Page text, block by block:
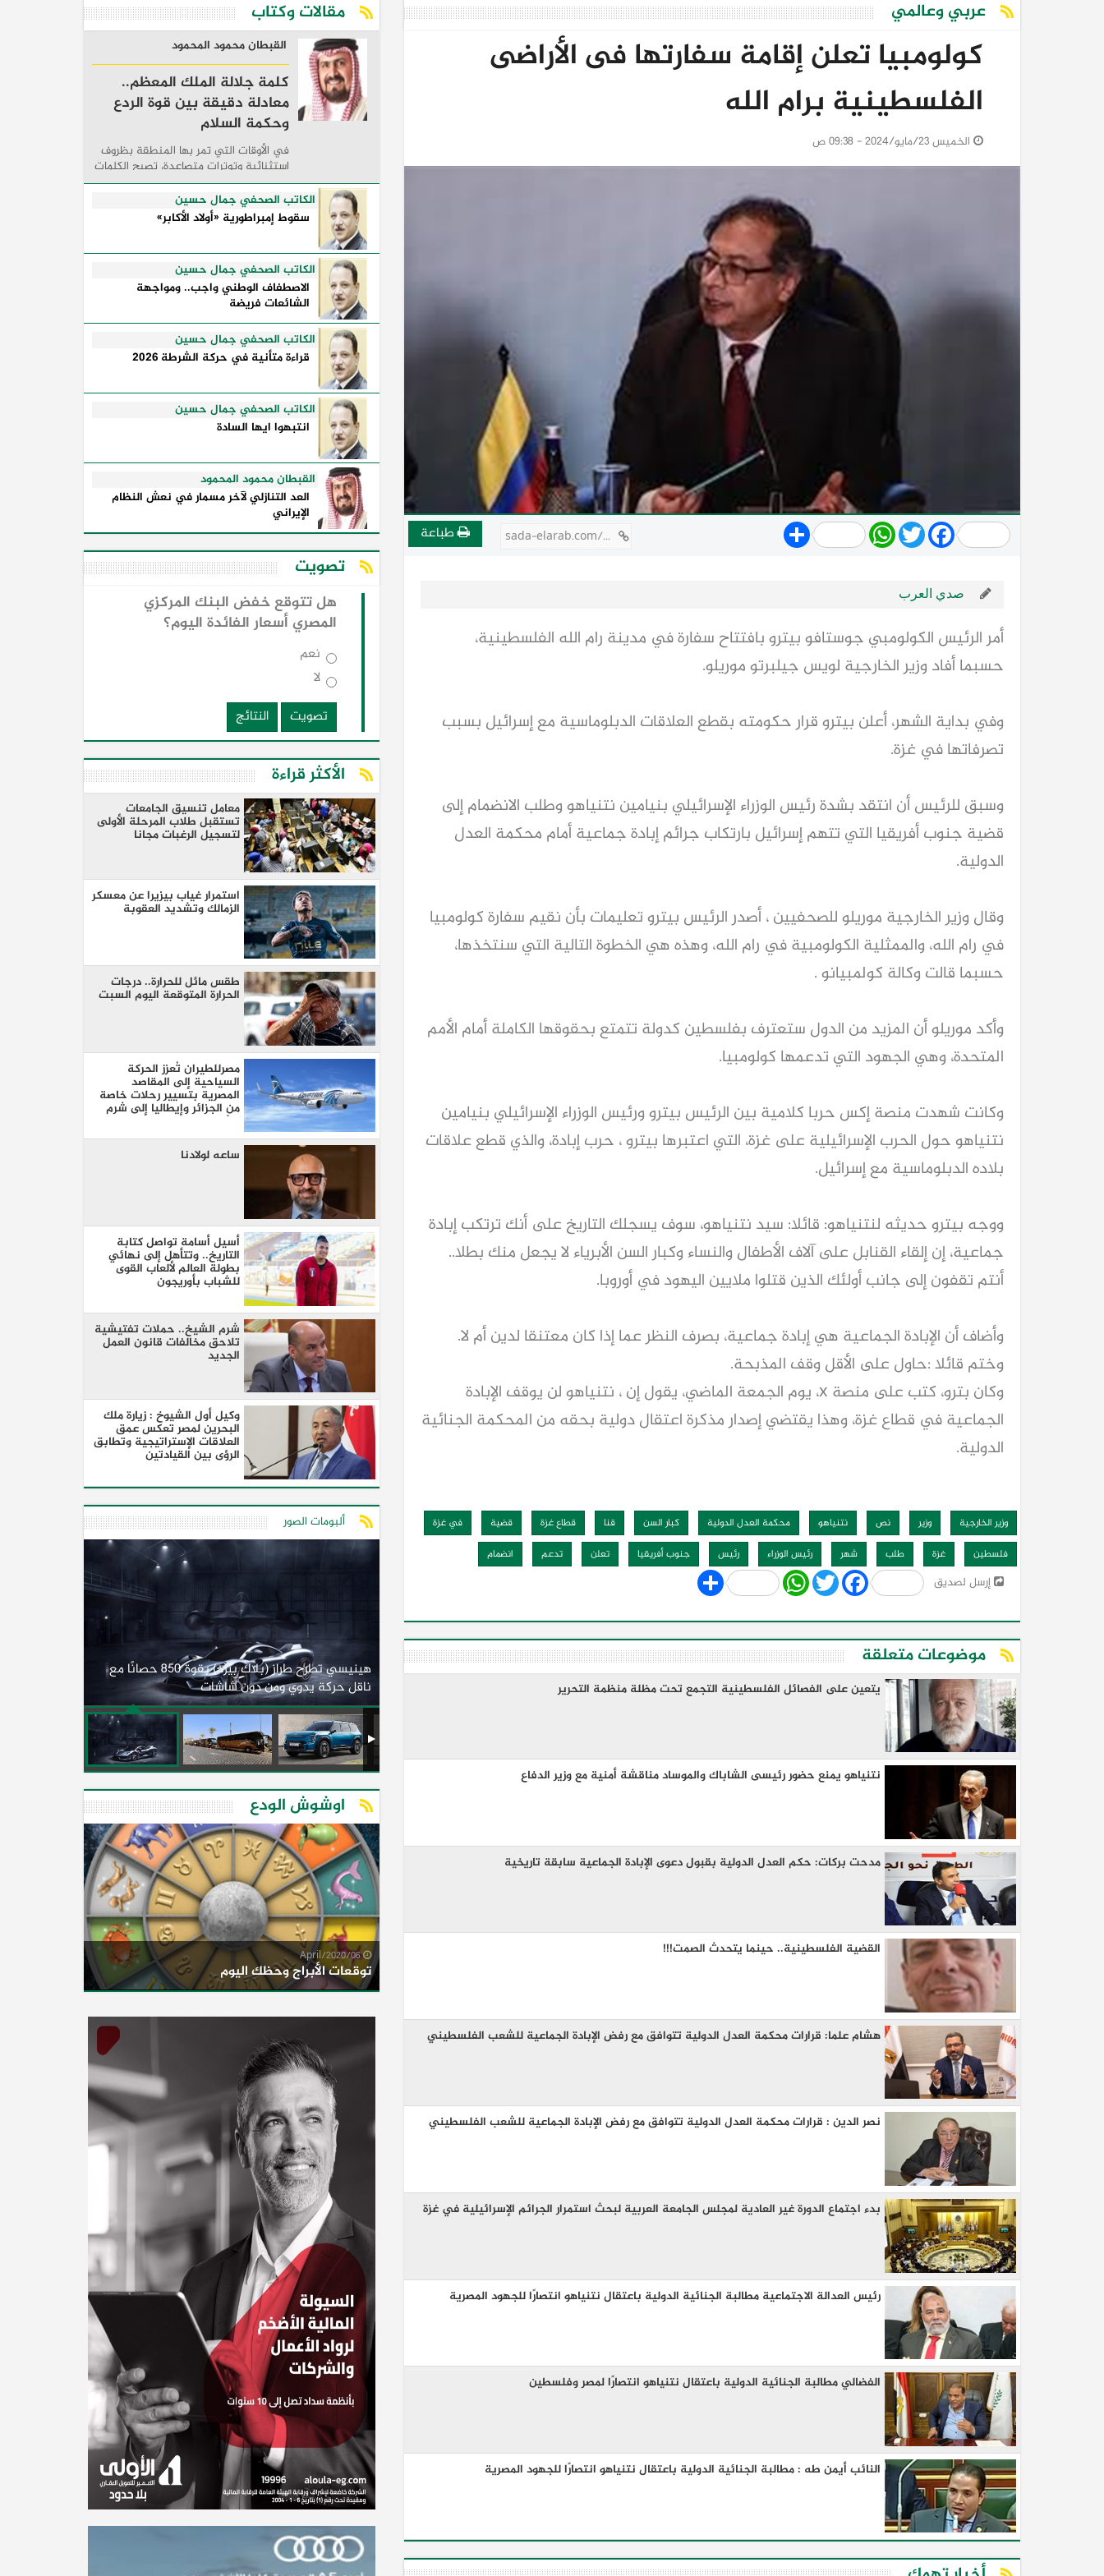
عربي وعالمي
كولومبيا تعلن إقامة سفارتها فى الأراضى
الفلسطينية برام الله
الخميس 23/مايو/2024 - 09:38 ص
Share WhatsApp
TwitterFacebook طباعة sada-elarab.com/726109
صدي العرب
أمر الرئيس الكولومبي جوستافو بيترو بافتتاح سفارة في مدينة رام الله الفلسطينية،
حسبما أفاد وزير الخارجية لويس جيلبرتو موريلو.
وفي بداية الشهر، أعلن بيترو قرار حكومته بقطع العلاقات الدبلوماسية مع إسرائيل بسبب
تصرفاتها في غزة.
وسبق للرئيس أن انتقد بشدة رئيس الوزراء الإسرائيلي بنيامين نتنياهو وطلب الانضمام إلى
قضية جنوب أفريقيا التي تتهم إسرائيل بارتكاب جرائم إبادة جماعية أمام محكمة العدل
الدولية.
وقال وزير الخارجية موريلو للصحفيين ، أصدر الرئيس بيترو تعليمات بأن نقيم سفارة كولومبيا
في رام الله، والممثلية الكولومبية في رام الله، وهذه هي الخطوة التالية التي سنتخذها،
حسبما قالت وكالة كولمبيانو .
وأكد موريلو أن المزيد من الدول ستعترف بفلسطين كدولة تتمتع بحقوقها الكاملة أمام الأمم
المتحدة، وهي الجهود التي تدعمها كولومبيا.
وكانت شهدت منصة إكس حربا كلامية بين الرئيس بيترو ورئيس الوزراء الإسرائيلي بنيامين
نتنياهو حول الحرب الإسرائيلية على غزة، التي اعتبرها بيترو ، حرب إبادة، والذي قطع علاقات
بلاده الدبلوماسية مع إسرائيل.
ووجه بيترو حديثه لنتنياهو: قائلا: سيد نتنياهو، سوف يسجلك التاريخ على أنك ترتكب إبادة
جماعية، إن إلقاء القنابل على آلاف الأطفال والنساء وكبار السن الأبرياء لا يجعل منك بطلا..
أنتم تقفون إلى جانب أولئك الذين قتلوا ملايين اليهود في أوروبا.
وأضاف أن الإبادة الجماعية هي إبادة جماعية، بصرف النظر عما إذا كان معتنقا لدين أم لا.
وختم قائلا :حاول على الأقل وقف المذبحة.
وكان بترو، كتب على منصة x، يوم الجمعة الماضي، يقول إن ، نتنياهو لن يوقف الإبادة
الجماعية في قطاع غزة، وهذا يقتضي إصدار مذكرة اعتقال دولية بحقه من المحكمة الجنائية
الدولية.
وزير الخارجية وزير نص نتنياهو محكمة العدل الدولية كبار السن قنا قطاع غزة قضية
في غزة
فلسطين
غزة طلب شهر رئيس الوزراء رئيس جنوب أفريقيا تعلن تدعم انضمام
إرسل لصديق Share WhatsApp
Twitter Facebook
موضوعات متعلقة
يتعين على الفصائل الفلسطينية التجمع تحت مظلة منظمة التحرير
نتنياهو يمنع حضور رئيسى الشاباك والموساد مناقشة أمنية مع وزير الدفاع
مدحت بركات: حكم العدل الدولية بقبول دعوى الإبادة الجماعية سابقة تاريخية
القضية الفلسطينية.. حينما يتحدث الصمت!!!
هشام علما: قرارات محكمة العدل الدولية تتوافق مع رفض الإبادة الجماعية للشعب الفلسطيني
نصر الدين : قرارات محكمة العدل الدولية تتوافق مع رفض الإبادة الجماعية للشعب الفلسطيني
بدء اجتماع الدورة غير العادية لمجلس الجامعة العربية لبحث استمرار الجرائم الإسرائيلية في غزة
رئيس العدالة الاجتماعية مطالبة الجنائية الدولية باعتقال نتنياهو انتصارًا للجهود المصرية
الفضالي مطالبة الجنائية الدولية باعتقال نتنياهو انتصارًا لمصر وفلسطين
النائب أيمن طه : مطالبة الجنائية الدولية باعتقال نتنياهو انتصارًا للجهود المصرية
مقالات وكتاب
القبطان محمود المحمود
كلمة جلالة الملك المعظم..
معادلة دقيقة بين قوة الردع
وحكمة السلام
في الأوقات التي تمر بها المنطقة بظروف
استثنائية وتوترات متصاعدة، تصبح الكلمات
السياسية أكثر من مجرد مواقف معلنة؛ فهي
تكشف طريقة تفكير الدول، وكيفية إدارتها
للأزمات، والحدود التي تفصل بين القوة ...
الكاتب الصحفي جمال حسين
سقوط إمبراطورية «أولاد الأكابر»
الكاتب الصحفي جمال حسين
الاصطفاف الوطني واجب.. ومواجهة
الشائعات فريضة
الكاتب الصحفي جمال حسين
قراءة متأنية في حركة الشرطة 2026
الكاتب الصحفي جمال حسين
انتبهوا ايها السادة
القبطان محمود المحمود
العد التنازلي لآخر مسمار في نعش النظام
الإيراني
تصويت
هل تتوقع خفض البنك المركزي
المصري أسعار الفائدة اليوم؟
نعم
لا
تصويت
النتائج
الأكثر قراءة
معامل تنسيق الجامعات
تستقبل طلاب المرحلة الأولى
لتسجيل الرغبات مجانا
استمرار غياب بيزيرا عن معسكر
الزمالك وتشديد العقوبة
طقس مائل للحرارة.. درجات
الحرارة المتوقعة اليوم السبت
مصرللطيران تُعزز الحركة
السياحية إلى المقاصد
المصرية بتسيير رحلات خاصة
من الجزائر وإيطاليا إلى شرم
الشيخ والغردقة
ساعه لولادنا
أسيل أسامة تواصل كتابة
التاريخ.. وتتأهل إلى نهائي
بطولة العالم لألعاب القوى
للشباب بأوريجون
شرم الشيخ.. حملات تفتيشية
تلاحق مخالفات قانون العمل
الجديد
وكيل أول الشيوخ : زيارة ملك
البحرين لمصر تعكس عمق
العلاقات الإستراتيجية وتطابق
الرؤى بين القيادتين
ألبومات الصور
هينيسي تطرح طراز (بلاك بيرد) بقوة 850 حصانًا مع
ناقل حركة يدوي ومن دون شاشات
وزير النقل يدشن 20 أتوبيسًا جديدًا مكيفًا من إنتاج شركة
النصر للسيارات إلى شركة الاتحاد العربي للنقل البري
(السوبرجيت)
كيا EV9 GT للباحثين عن متعة قيادة السيارات الكهربائية
العائلية
اوشوش الودع
06/April/2020
توقعات الأبراج وحظك اليوم